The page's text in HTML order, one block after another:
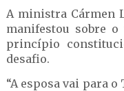
A ministra Cármen
manifestou sobre
princípio
desafio.
“A esposa vai para